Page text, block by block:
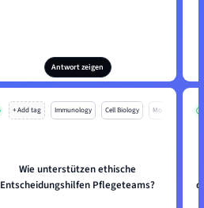
Antwort zeigen
+ Add tag Immunology Cell Biology Mo
Wie unterstützen ethische
Entscheidungshilfen Pflegeteams?